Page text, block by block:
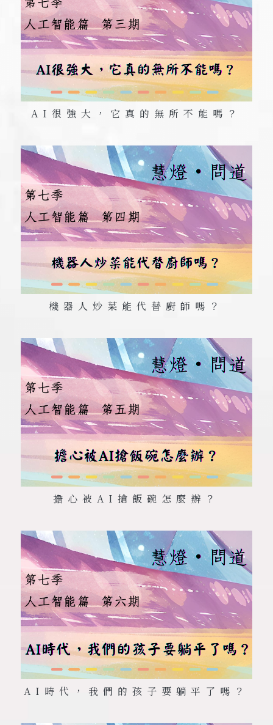
AI 很強大，它真的無所不能嗎？
機器人炒菜能代替廚師嗎？
擔心被 AI 搶飯碗怎麼辦？
AI 時代，我們的孩子要躺平了嗎？